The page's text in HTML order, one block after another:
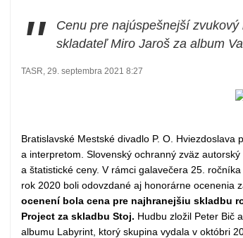
"
Cenu pre najúspešnejší
skladateľ Miro Jaroš za album
TASR, 29. septembra 2021 8:27
Bratislavské Mestské divadlo P. O.
a interpretom. Slovenský ochranný zväz
a štatistické ceny. V rámci galavečera 25.
rok 2020 boli odovzdané aj honorárne ocenenia
ocenení bola cena pre najhranejšiu skladbu
Project za skladbu Stoj. Hudbu zložil Peter Bič
albumu Labyrint, ktorý skupina vydala v októbri